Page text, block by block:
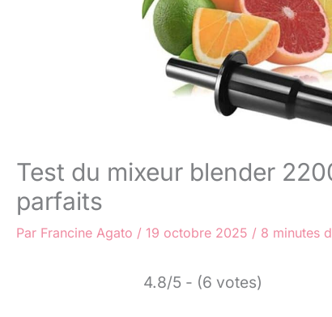
Test du mixeur blender
parfaits
Par Francine Agato / 19 octobre 2025 / 8 minutes
4.8/5 - (6 votes)